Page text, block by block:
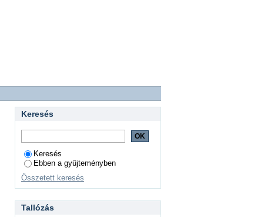
Keresés
Keresés
Ebben a gyűjteményben
Összetett keresés
Tallózás